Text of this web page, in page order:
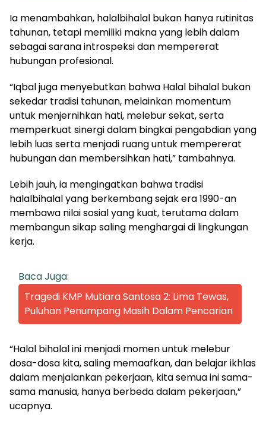
Ia menambahkan, halalbihalal bukan hanya rutinitas
tahunan, tetapi memiliki makna yang lebih dalam
sebagai sarana introspeksi dan mempererat
hubungan profesional.
“Iqbal juga menyebutkan bahwa Halal bihalal bukan
sekedar tradisi tahunan, melainkan momentum
untuk menjernihkan hati, melebur sekat, serta
memperkuat sinergi dalam bingkai pengabdian yang
lebih luas serta menjadi ruang untuk mempererat
hubungan dan membersihkan hati,” tambahnya.
Lebih jauh, ia mengingatkan bahwa tradisi
halalbihalal yang berkembang sejak era 1990-an
membawa nilai sosial yang kuat, terutama dalam
membangun sikap saling menghargai di lingkungan
kerja.
Baca Juga:
Tragedi KMP Mutiara Santosa 2: Lima Tewas,
Puluhan Penumpang Masih Dalam Pencarian
“Halal bihalal ini menjadi momen untuk melebur
dosa-dosa kita, saling memaafkan, dan belajar ikhlas
dalam menjalankan pekerjaan, kita semua ini sama-
sama manusia, hanya berbeda dalam pekerjaan,”
ucapnya.